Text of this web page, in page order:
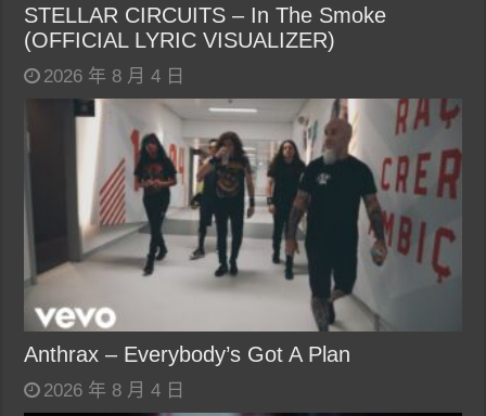
STELLAR CIRCUITS – In The Smoke
(OFFICIAL LYRIC VISUALIZER)
2026 年 8 月 4 日
Anthrax – Everybody’s Got A Plan
2026 年 8 月 4 日